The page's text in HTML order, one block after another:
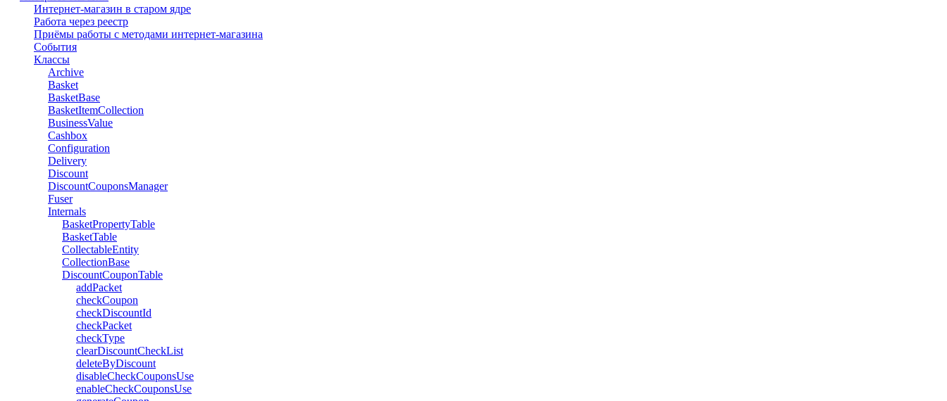
Интернет-магазин в старом ядре
Работа через реестр
Приёмы работы с методами интернет-магазина
События
Классы
Archive
Basket
BasketBase
BasketItemCollection
BusinessValue
Cashbox
Configuration
Delivery
Discount
DiscountCouponsManager
Fuser
Internals
BasketPropertyTable
BasketTable
CollectableEntity
CollectionBase
DiscountCouponTable
addPacket
checkCoupon
checkDiscountId
checkPacket
checkType
clearDiscountCheckList
deleteByDiscount
disableCheckCouponsUse
enableCheckCouponsUse